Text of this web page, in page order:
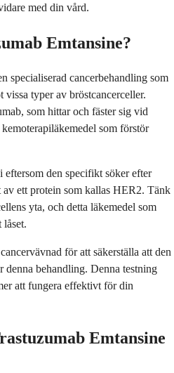
med din vård.
Emtansine?
specialiserad cancerbehandling som
typer av bröstcancerceller.
som hittar och fäster sig vid
som förstör
den specifikt söker efter
ett protein som kallas HER2. Tänk
yta, och detta läkemedel som
låset.
för att säkerställa att den
behandling. Denna testning
att fungera effektivt för din
Emtansine